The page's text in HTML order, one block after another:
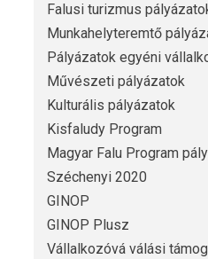
Falusi turizmus
Munkahelyteremtő
Pályázatok egyéni
Művészeti pályázatok
Kulturális pályázatok
Kisfaludy Program
Magyar Falu Program
Széchenyi 2020
GINOP
GINOP Plusz
Vállalkozóvá válási